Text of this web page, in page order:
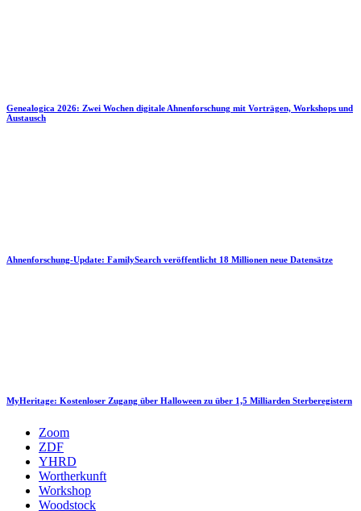
Genealogica 2026: Zwei Wochen digitale Ahnenforschung mit Vorträgen, Workshops und
Austausch
Ahnenforschung-Update: FamilySearch veröffentlicht 18 Millionen neue Datensätze
MyHeritage: Kostenloser Zugang über Halloween zu über 1,5 Milliarden Sterberegistern
Zoom
ZDF
YHRD
Wortherkunft
Workshop
Woodstock